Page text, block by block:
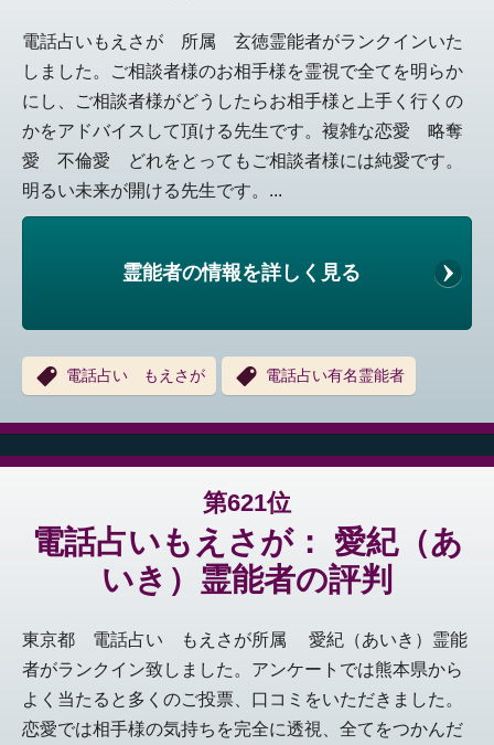
電話占いもえさが 所属 玄徳霊能者がランクインいた
しました。ご相談者様のお相手様を霊視で全てを明らか
にし、ご相談者様がどうしたらお相手様と上手く行くの
かをアドバイスして頂ける先生です。複雑な恋愛 略奪
愛 不倫愛 どれをとってもご相談者様には純愛です。
明るい未来が開ける先生です。...
霊能者の情報を詳しく見る
電話占い もえさが 電話占い有名霊能者
第621位
電話占いもえさが： 愛紀（あ
いき）霊能者の評判
東京都 電話占い もえさが所属 愛紀（あいき）霊能
者がランクイン致しました。アンケートでは熊本県から
よく当たると多くのご投票、口コミをいただきました。
恋愛では相手様の気持ちを完全に透視、全てをつかんだ